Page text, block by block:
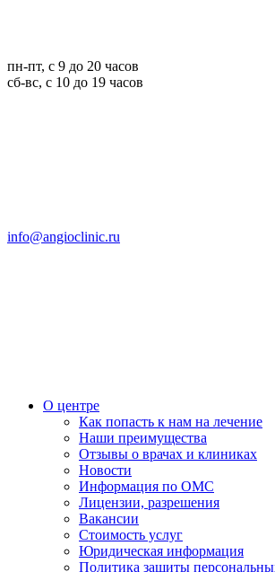
пн-пт, с 9 до 20 часов
сб-вс, с 10 до 19 часов
info@angioclinic.ru
О центре
Как попасть к нам на лечение
Наши преимущества
Отзывы о врачах и клиниках
Новости
Информация по ОМС
Лицензии, разрешения
Вакансии
Стоимость услуг
Юридическая информация
Политика защиты